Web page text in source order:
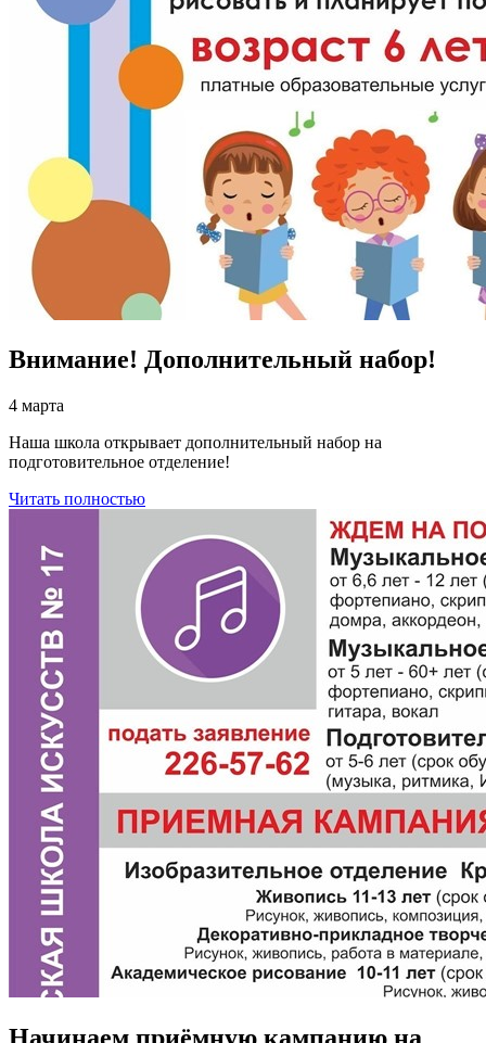
Внимание! Дополнительный набор!
4 марта
Наша школа открывает дополнительный набор на
подготовительное отделение!
Читать полностью